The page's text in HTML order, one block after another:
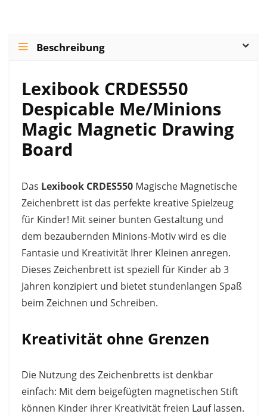
Beschreibung
Lexibook CRDES550
Despicable Me/Minions
Magic Magnetic Drawing
Board
Das Lexibook CRDES550 Magische Magnetische
Zeichenbrett ist das perfekte kreative Spielzeug
für Kinder! Mit seiner bunten Gestaltung und
dem bezaubernden Minions-Motiv wird es die
Fantasie und Kreativität Ihrer Kleinen anregen.
Dieses Zeichenbrett ist speziell für Kinder ab 3
Jahren konzipiert und bietet stundenlangen Spaß
beim Zeichnen und Schreiben.
Kreativität ohne Grenzen
Die Nutzung des Zeichenbretts ist denkbar
einfach: Mit dem beigefügten magnetischen Stift
können Kinder ihrer Kreativität freien Lauf lassen.